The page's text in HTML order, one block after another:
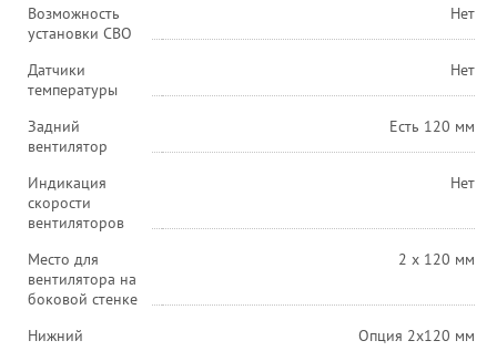
Возможность
установки СВО
Нет
Датчики
температуры
Нет
Задний
вентилятор
Есть 120 мм
Индикация
скорости
вентиляторов
Нет
Место для
вентилятора на
боковой стенке
2 x 120 мм
Нижний
Опция 2х120 мм